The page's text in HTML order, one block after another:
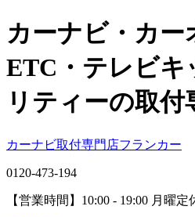
カーナビ・カー
ETC・テレビキ
リティーの取付
カーナビ取付専⾨店フランカー
0120-473-194
【営業時間】 10:00 - 19:00 月曜定